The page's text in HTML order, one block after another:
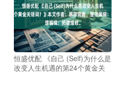
恒盛优配 《自己 (Self)为什么是
改变人生机遇的第24个黄金关